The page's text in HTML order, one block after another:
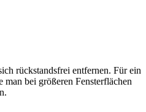
rückstandsfrei entfernen. Für ein
man bei größeren Fensterflächen